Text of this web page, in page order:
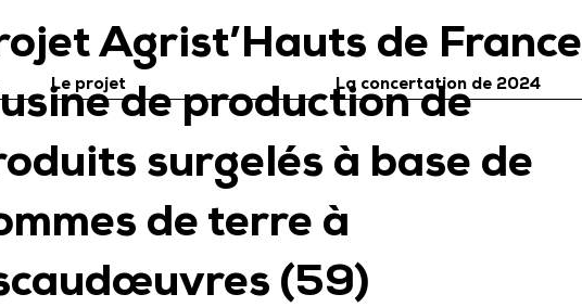
Le projet La concertation de 2024
Agrist’Hauts de France
de production de
surgelés à base de
de terre à
(59)